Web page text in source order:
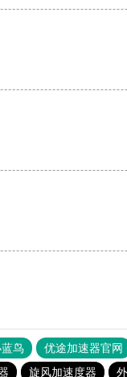
鸟 优途加速器官网
旋风加速度器